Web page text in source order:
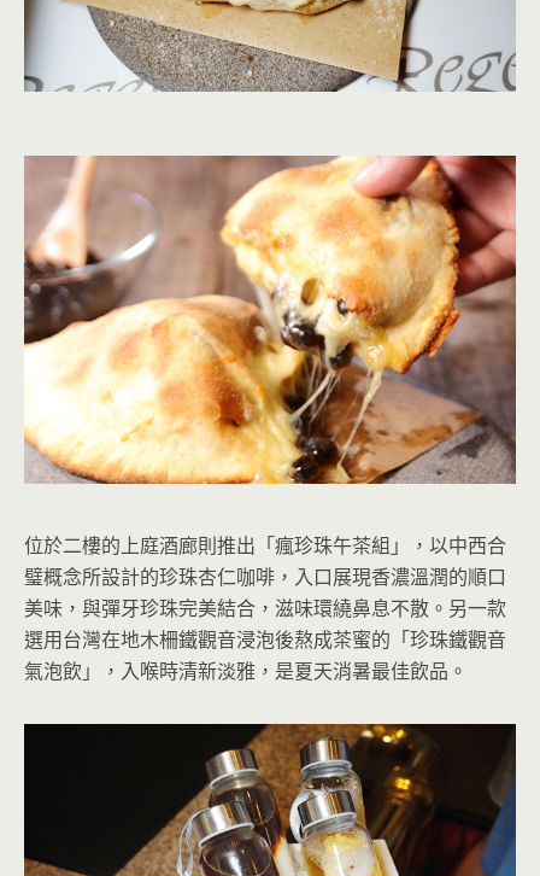
位於二樓的上庭酒廊則推出「瘋珍珠午茶組」，以中西合
璧概念所設計的珍珠杏仁咖啡，入口展現香濃溫潤的順口
美味，與彈牙珍珠完美結合，滋味環繞鼻息不散。另一款
選用台灣在地木柵鐵觀音浸泡後熬成茶蜜的「珍珠鐵觀音
氣泡飲」，入喉時清新淡雅，是夏天消暑最佳飲品。